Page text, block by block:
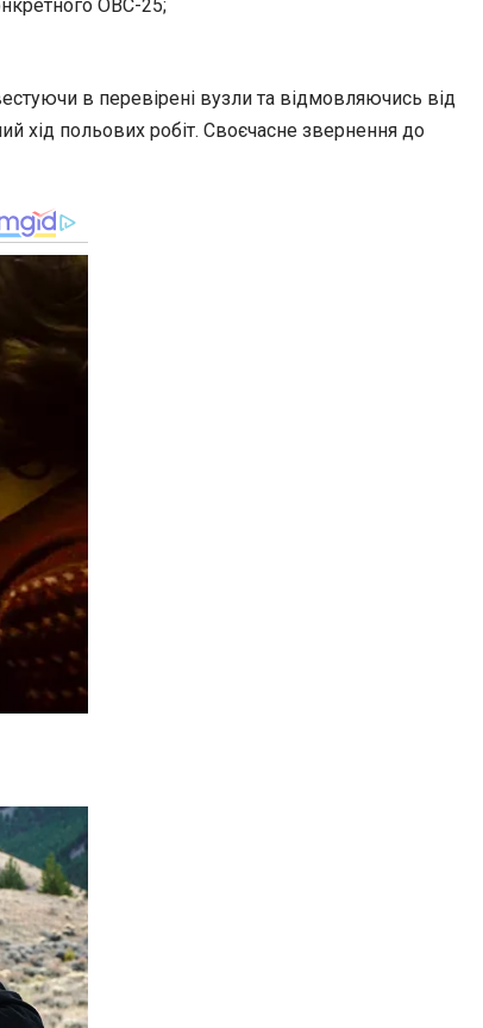
ОВС-25;
в перевірені вузли та відмовляючись від
хід польових робіт. Своєчасне звернення до